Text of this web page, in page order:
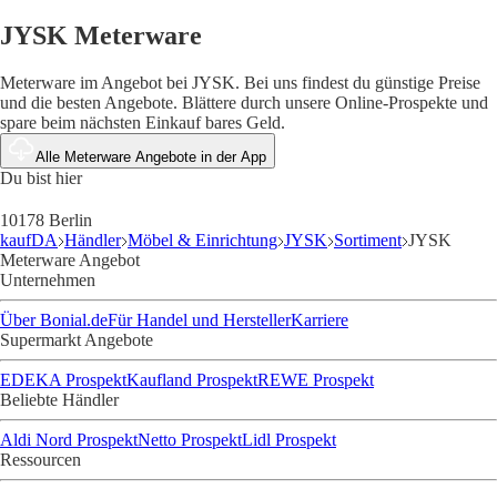
JYSK Meterware
Meterware im Angebot bei JYSK. Bei uns findest du günstige Preise
und die besten Angebote. Blättere durch unsere Online-Prospekte und
spare beim nächsten Einkauf bares Geld.
Alle Meterware Angebote in der App
Du bist hier
10178 Berlin
kaufDA Händler Möbel & Einrichtung JYSK Sortiment JYSK
Meterware Angebot
Unternehmen
Über Bonial.deFür Handel und HerstellerKarriere
Supermarkt Angebote
EDEKA ProspektKaufland ProspektREWE Prospekt
Beliebte Händler
Aldi Nord ProspektNetto ProspektLidl Prospekt
Ressourcen